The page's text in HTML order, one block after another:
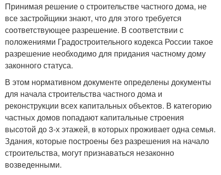
Принимая решение о строительстве частного дома, не
все застройщики знают, что для этого требуется
соответствующее разрешение. В соответствии с
положениями Градостроительного кодекса России такое
разрешение необходимо для придания частному дому
законного статуса.
В этом нормативном документе определены документы
для начала строительства частного дома и
реконструкции всех капитальных объектов. В категорию
частных домов попадают капитальные строения
высотой до 3-х этажей, в которых проживает одна семья.
Здания, которые построены без разрешения на начало
строительства, могут признаваться незаконно
возведенными.